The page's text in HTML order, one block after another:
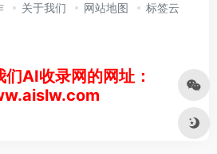
关于我们 网站地图 标签云
们AI收录网的网址：